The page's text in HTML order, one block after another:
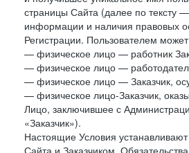
страницы Сайта (далее по тексту
информации и наличия правовых
Регистрации. Пользователем
— физическое лицо — работник
— физическое лицо —
— физическое лицо — Заказчик,
— физическое лицо-Заказчик,
Лицо, заключившее с
«Заказчик»).
Настоящие Условия
Сайта и Заказчиком.